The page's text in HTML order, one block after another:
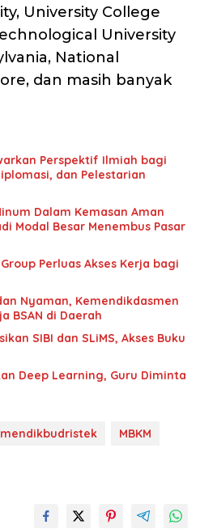
University College
University
National
dan masih banyak
Perspektif Ilmiah bagi
dan Pelestarian
Dalam Kemasan Aman
Modal Besar Menembus Pasar
Perluas Akses Kerja bagi
Nyaman, Kemendikdasmen
BSAN di Daerah
SIBI dan SLiMS, Akses Buku
Deep Learning, Guru Diminta
MBKM